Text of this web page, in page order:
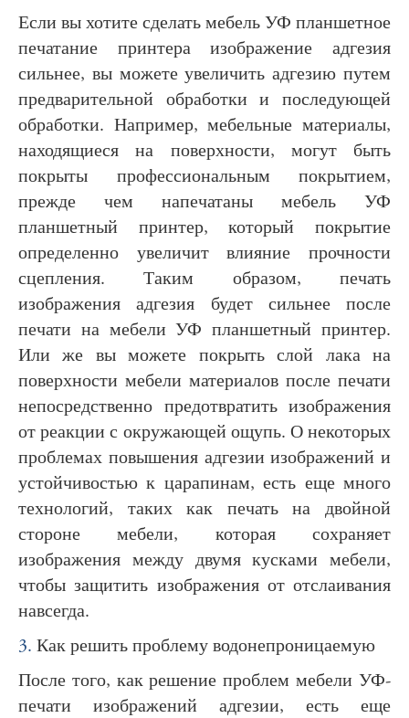
Если вы хотите сделать мебель УФ планшетное
печатание принтера изображение адгезия
сильнее, вы можете увеличить адгезию путем
предварительной обработки и последующей
обработки. Например, мебельные материалы,
находящиеся на поверхности, могут быть
покрыты профессиональным покрытием,
прежде чем напечатаны мебель УФ
планшетный принтер, который покрытие
определенно увеличит влияние прочности
сцепления. Таким образом, печать
изображения адгезия будет сильнее после
печати на мебели УФ планшетный принтер.
Или же вы можете покрыть слой лака на
поверхности мебели материалов после печати
непосредственно предотвратить изображения
от реакции с окружающей ощупь. О некоторых
проблемах повышения адгезии изображений и
устойчивостью к царапинам, есть еще много
технологий, таких как печать на двойной
стороне мебели, которая сохраняет
изображения между двумя кусками мебели,
чтобы защитить изображения от отслаивания
навсегда.
3. Как решить проблему водонепроницаемую
После того, как решение проблем мебели УФ-
печати изображений адгезии, есть еще